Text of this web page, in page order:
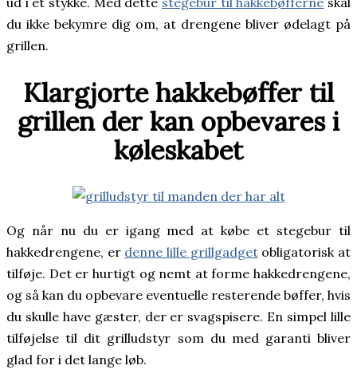
du ikke bekymre dig om, at drengene bliver ødelagt på
grillen.
Klargjorte hakkebøffer til
grillen der kan opbevares i
køleskabet
Og når nu du er igang med at købe et stegebur til
hakkedrengene, er denne lille grillgadgetobligatorisk at
tilføje. Det er hurtigt og nemt at forme hakkedrengene,
og så kan du opbevare eventuelle resterende bøffer, hvis
du skulle have gæster, der er svagspisere. En simpel lille
tilføjelse til dit grilludstyr som du med garanti bliver
glad for i det lange løb.